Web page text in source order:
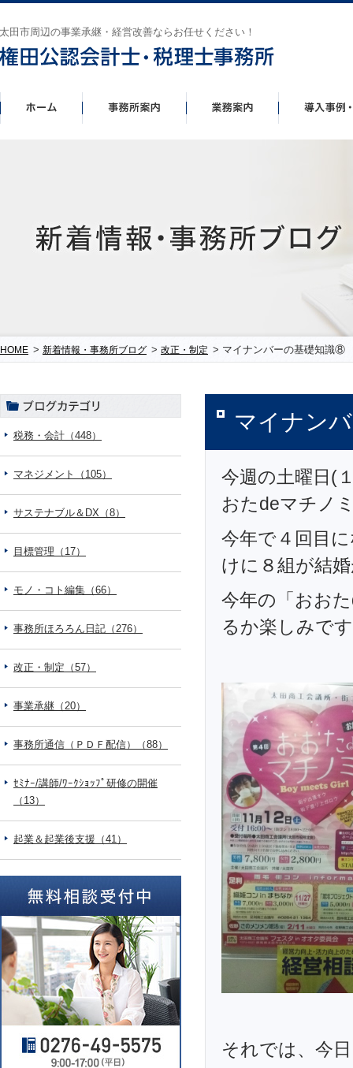
太田市周辺の事業承継・経営改善ならお任せください！
HOME > 新着情報・事務所ブログ > 改正・制定 > マイナンバーの基礎知識⑧
マイナン
今週の土曜日(
おたdeマチノ
今年で４回目
けに８組が結
今年の「おお
るか楽しみで
それでは、今
税務・会計（448）
マネジメント（105）
サステナブル＆DX（8）
目標管理（17）
モノ・コト編集（66）
事務所ほろろん日記（276）
改正・制定（57）
事業承継（20）
事務所通信（ＰＤＦ配信）（88）
ｾﾐﾅｰ/講師/ﾜｰｸｼｮｯﾌﾟ研修の開催
（13）
起業＆起業後支援（41）